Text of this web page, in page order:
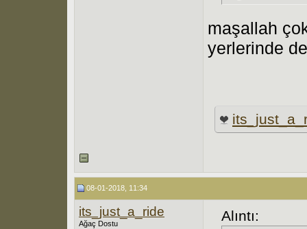
maşallah
yerlerinde
08-01-2018, 11:34
its_just_a_ride
Ağaç Dostu Alıntı: